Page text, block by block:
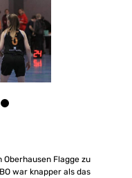
Flagge zu
war knapper als das